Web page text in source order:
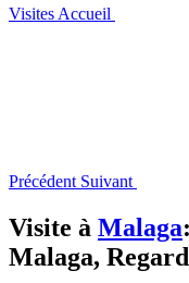
Visites Accueil
Précédent Suivant
Visite à Malaga:
Malaga,